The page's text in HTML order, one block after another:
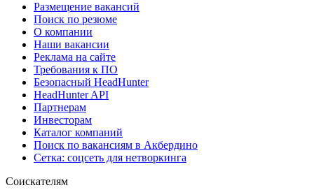
Размещение вакансий
Поиск по резюме
О компании
Наши вакансии
Реклама на сайте
Требования к ПО
Безопасный HeadHunter
HeadHunter API
Партнерам
Инвесторам
Каталог компаний
Поиск по вакансиям в Акбердино
Сетка: соцсеть для нетворкинга
Соискателям